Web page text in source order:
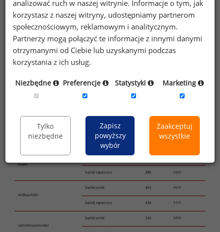
kujawsko-pomorskie
kapitał polski 3525
kapitał zagraniczny
kapitał polski 3250
kapitał zagraniczny 256 4450
kapitał polski
kapitał zagraniczny 629 5000
kapitał polski 4700
podkarpackie
kapitał polski 3300
kapitał zagraniczny
śląskie
kapitał zagraniczny 380 5000
wielkopolskie
kapitał polski 401 4050
kapitał zagraniczny 336 5375
zachodniopomorskie
kapitał polski 133 3650
analizować ruch w naszej witrynie. Informacje o tym, jak
korzystasz z naszej witryny, udostępniamy partnerom
społecznościowym, reklamowym i analitycznym.
Partnerzy mogą połączyć te informacje z innymi danymi
otrzymanymi od Ciebie lub uzyskanymi podczas
korzystania z ich usług.
Niezbędne Preferencje Statystyki Marketing
Tylko
niezbędne
Zapisz
powyższy
wybór
Zaakceptuj
wszystkie